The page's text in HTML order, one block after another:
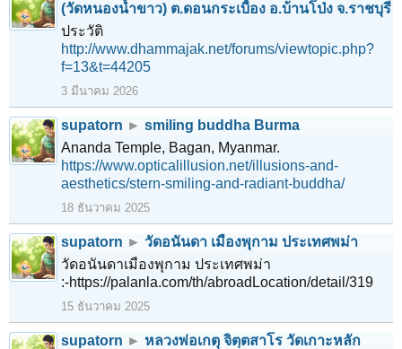
(วัดหนองน้ำขาว) ต.ดอนกระเบื้อง อ.บ้านโป่ง จ.ราชบุรี
ประวัติ
http://www.dhammajak.net/forums/viewtopic.php?
f=13&t=44205
3 มีนาคม 2026
supatorn ► smiling buddha Burma
Ananda Temple, Bagan, Myanmar.
https://www.opticalillusion.net/illusions-and-
aesthetics/stern-smiling-and-radiant-buddha/
18 ธันวาคม 2025
supatorn ► วัดอนันดา เมืองพุกาม ประเทศพม่า
วัดอนันดาเมืองพุกาม ประเทศพม่า
:-https://palanla.com/th/abroadLocation/detail/319
15 ธันวาคม 2025
supatorn ► หลวงพ่อเกตุ จิตฺตสาโร วัดเกาะหลัก